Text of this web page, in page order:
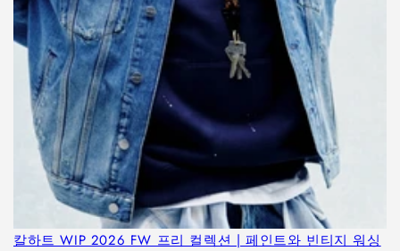
칼하트 WIP 2026 FW 프리 컬렉션 | 페인트와 빈티지 워싱